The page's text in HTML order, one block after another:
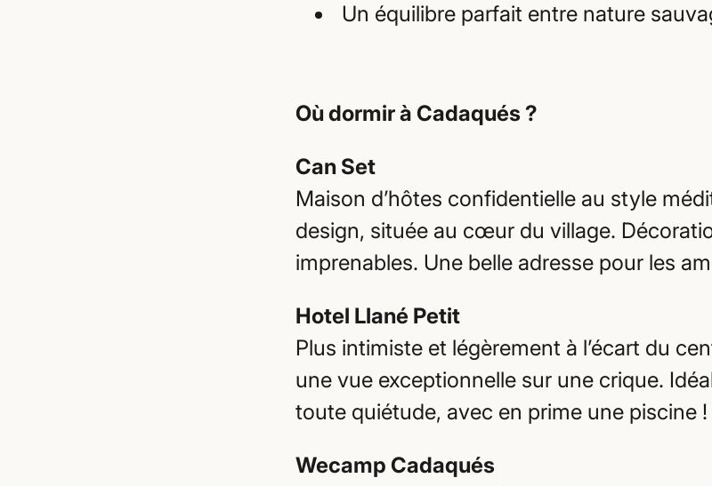
Un équilibre parfait entre nature
Où dormir à Cadaqués ?
Can Set
Maison d’hôtes confidentielle au style
design, située au cœur du village.
imprenables. Une belle adresse pour les
Hotel Llané Petit
Plus intimiste et légèrement à l’écart du
une vue exceptionnelle sur une crique.
toute quiétude, avec en prime une piscine !
Wecamp Cadaqués